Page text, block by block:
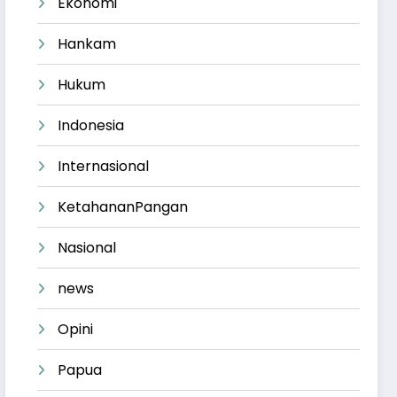
Hankam
Hukum
Indonesia
Internasional
KetahananPangan
Nasional
news
Opini
Papua